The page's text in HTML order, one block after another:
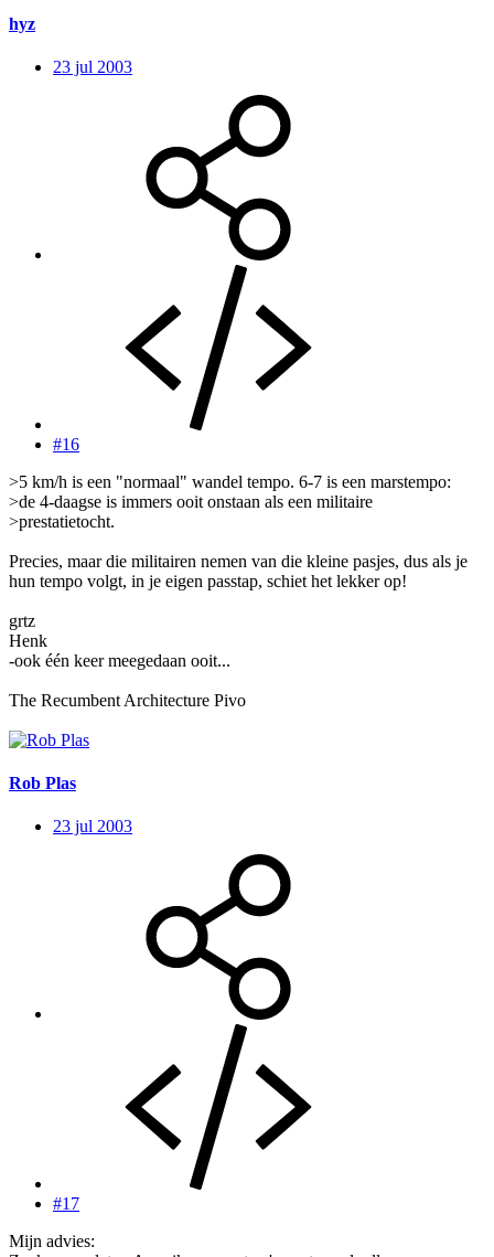
hyz
23 jul 2003
#16
>5 km/h is een "normaal" wandel tempo. 6-7 is een marstempo:
>de 4-daagse is immers ooit onstaan als een militaire
>prestatietocht.
Precies, maar die militairen nemen van die kleine pasjes, dus als je
hun tempo volgt, in je eigen passtap, schiet het lekker op!
grtz
Henk
-ook één keer meegedaan ooit...
The Recumbent Architecture Pivo
Rob Plas
23 jul 2003
#17
Mijn advies: